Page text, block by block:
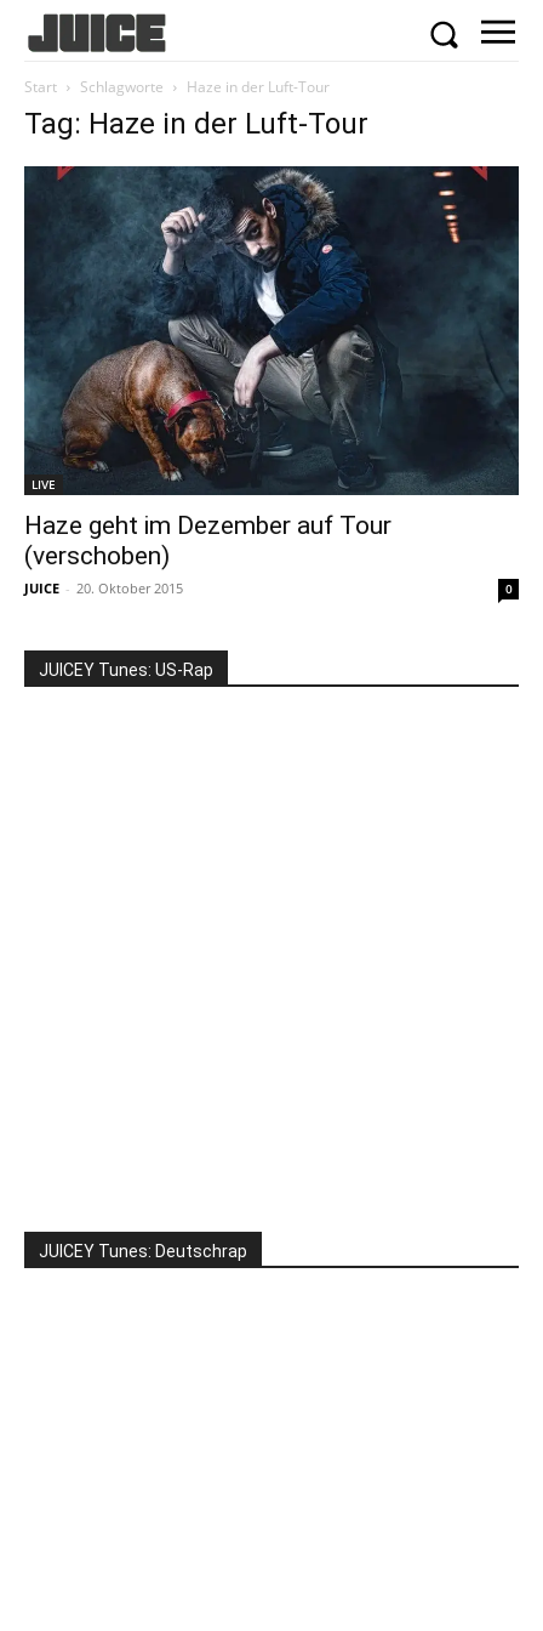
Start Schlagworte Haze in der Luft-Tour
Tag: Haze in der Luft-Tour
LIVE
Haze geht im Dezember auf Tour
(verschoben)
JUICE - 20. Oktober 2015 0
JUICEY Tunes: US-Rap
JUICEY Tunes: Deutschrap